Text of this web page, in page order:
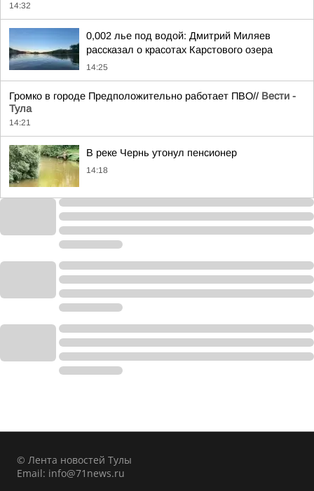
14:32
0,002 лье под водой: Дмитрий Миляев
рассказал о красотах Карстового озера
14:25
Громко в городе Предположительно работает ПВО// Вести -
Тула
14:21
В реке Чернь утонул пенсионер
14:18
© Лента новостей Тулы
Email: info@71news.ru